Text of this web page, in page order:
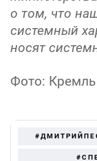
о том, что
системный
носят
Фото: Кремль